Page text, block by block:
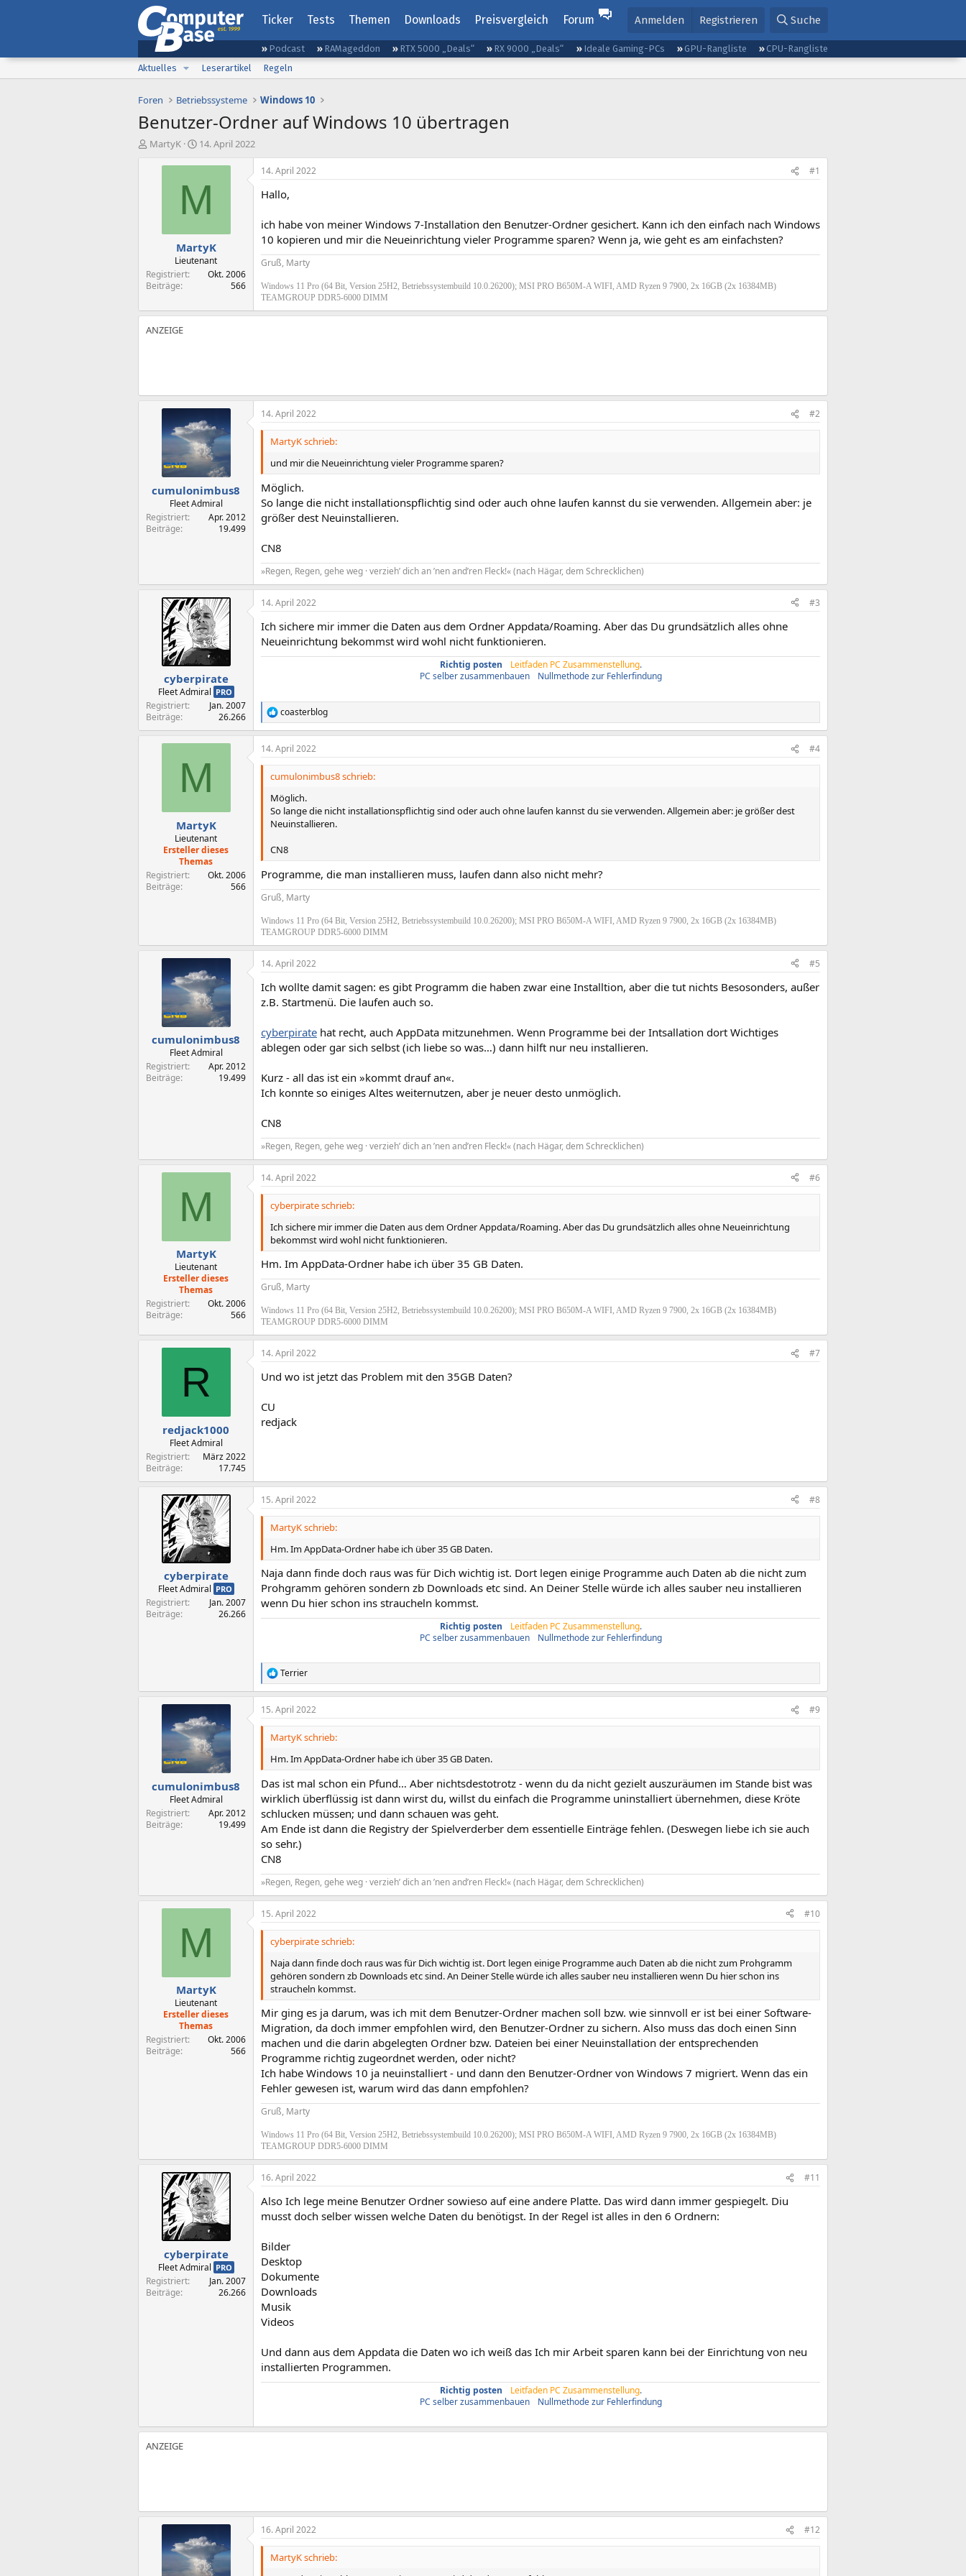
Ticker Tests Themen Downloads Preisvergleich Forum Anmelden Registrieren Suche
Podcast RAMageddon RTX 5000 „Deals“ RX 9000 „Deals“ Ideale Gaming-PCs GPU-Rangliste
CPU-Rangliste
Aktuelles
Leserartikel Regeln
Foren Betriebssysteme Windows 10
Benutzer-Ordner auf Windows 10 übertragen
E
MartyK
E
s
e
l
t
a
m
14. April 2022
M
MartyK
Lieutenant
Registriert
Okt. 2006
Beiträge
566
14. April 2022 #1
Hallo,
ich habe von meiner Windows 7-Installation den Benutzer-Ordner gesichert. Kann ich den einfach nach Windows
10 kopieren und mir die Neueinrichtung vieler Programme sparen? Wenn ja, wie geht es am einfachsten?
Gruß, Marty
Windows 11 Pro (64 Bit, Version 25H2, Betriebssystembuild 10.0.26200); MSI PRO B650M-A WIFI, AMD Ryzen 9 7900, 2x 16GB (2x 16384MB)
TEAMGROUP DDR5-6000 DIMM
cumulonimbus8
Fleet Admiral
Registriert
Apr. 2012
Beiträge
19.499
14. April 2022 #2
MartyK schrieb:
und mir die Neueinrichtung vieler Programme sparen?
Möglich.
So lange die nicht installationspflichtig sind oder auch ohne laufen kannst du sie verwenden. Allgemein aber: je
größer dest Neuinstallieren.
CN8
»Regen, Regen, gehe weg · verzieh’ dich an ’nen and’ren Fleck!« (nach Hägar, dem Schrecklichen)
cyberpirate
Fleet Admiral PRO
Registriert
Jan. 2007
Beiträge
26.266
14. April 2022 #3
Ich sichere mir immer die Daten aus dem Ordner Appdata/Roaming. Aber das Du grundsätzlich alles ohne
Neueinrichtung bekommst wird wohl nicht funktionieren.
Richtig posten Leitfaden PC Zusammenstellung.
PC selber zusammenbauen
Nullmethode zur Fehlerfindung
R
e
a
k
t
e
coasterblog
M
MartyK
Lieutenant
Ersteller dieses
Themas
Registriert
Okt. 2006
Beiträge
566
14. April 2022 #4
cumulonimbus8 schrieb:
Möglich.
So lange die nicht installationspflichtig sind oder auch ohne laufen kannst du sie verwenden. Allgemein aber: je größer dest
Neuinstallieren.
CN8
Programme, die man installieren muss, laufen dann also nicht mehr?
Gruß, Marty
Windows 11 Pro (64 Bit, Version 25H2, Betriebssystembuild 10.0.26200); MSI PRO B650M-A WIFI, AMD Ryzen 9 7900, 2x 16GB (2x 16384MB)
TEAMGROUP DDR5-6000 DIMM
cumulonimbus8
Fleet Admiral
Registriert
Apr. 2012
Beiträge
19.499
14. April 2022 #5
Ich wollte damit sagen: es gibt Programm die haben zwar eine Installtion, aber die tut nichts Besosonders, außer
z.B. Startmenü. Die laufen auch so.
cyberpirate hat recht, auch AppData mitzunehmen. Wenn Programme bei der Intsallation dort Wichtiges
ablegen oder gar sich selbst (ich liebe so was…) dann hilft nur neu installieren.
Kurz - all das ist ein »kommt drauf an«.
Ich konnte so einiges Altes weiternutzen, aber je neuer desto unmöglich.
CN8
»Regen, Regen, gehe weg · verzieh’ dich an ’nen and’ren Fleck!« (nach Hägar, dem Schrecklichen)
M
MartyK
Lieutenant
Ersteller dieses
Themas
Registriert
Okt. 2006
Beiträge
566
14. April 2022 #6
cyberpirate schrieb:
Ich sichere mir immer die Daten aus dem Ordner Appdata/Roaming. Aber das Du grundsätzlich alles ohne Neueinrichtung
bekommst wird wohl nicht funktionieren.
Hm. Im AppData-Ordner habe ich über 35 GB Daten.
Gruß, Marty
Windows 11 Pro (64 Bit, Version 25H2, Betriebssystembuild 10.0.26200); MSI PRO B650M-A WIFI, AMD Ryzen 9 7900, 2x 16GB (2x 16384MB)
TEAMGROUP DDR5-6000 DIMM
R
redjack1000
Fleet Admiral
Registriert
März 2022
Beiträge
17.745
14. April 2022 #7
Und wo ist jetzt das Problem mit den 35GB Daten?
CU
redjack
cyberpirate
Fleet Admiral PRO
Registriert
Jan. 2007
Beiträge
26.266
15. April 2022 #8
MartyK schrieb:
Hm. Im AppData-Ordner habe ich über 35 GB Daten.
Naja dann finde doch raus was für Dich wichtig ist. Dort legen einige Programme auch Daten ab die nicht zum
Prohgramm gehören sondern zb Downloads etc sind. An Deiner Stelle würde ich alles sauber neu installieren
wenn Du hier schon ins straucheln kommst.
Richtig posten Leitfaden PC Zusammenstellung.
PC selber zusammenbauen
Nullmethode zur Fehlerfindung
R
e
a
k
t
e
n
Terrier
cumulonimbus8
Fleet Admiral
Registriert
Apr. 2012
Beiträge
19.499
15. April 2022 #9
MartyK schrieb:
Hm. Im AppData-Ordner habe ich über 35 GB Daten.
Das ist mal schon ein Pfund… Aber nichtsdestotrotz - wenn du da nicht gezielt auszuräumen im Stande bist was
wirklich überflüssig ist dann wirst du, willst du einfach die Programme uninstalliert übernehmen, diese Kröte
schlucken müssen; und dann schauen was geht.
Am Ende ist dann die Registry der Spielverderber dem essentielle Einträge fehlen. (Deswegen liebe ich sie auch
so sehr.)
CN8
»Regen, Regen, gehe weg · verzieh’ dich an ’nen and’ren Fleck!« (nach Hägar, dem Schrecklichen)
M
MartyK
Lieutenant
Ersteller dieses
Themas
Registriert
Okt. 2006
Beiträge
566
15. April 2022 #10
cyberpirate schrieb:
Naja dann finde doch raus was für Dich wichtig ist. Dort legen einige Programme auch Daten ab die nicht zum Prohgramm
gehören sondern zb Downloads etc sind. An Deiner Stelle würde ich alles sauber neu installieren wenn Du hier schon ins
straucheln kommst.
Mir ging es ja darum, was ich mit dem Benutzer-Ordner machen soll bzw. wie sinnvoll er ist bei einer Software-
Migration, da doch immer empfohlen wird, den Benutzer-Ordner zu sichern. Also muss das doch einen Sinn
machen und die darin abgelegten Ordner bzw. Dateien bei einer Neuinstallation der entsprechenden
Programme richtig zugeordnet werden, oder nicht?
Ich habe Windows 10 ja neuinstalliert - und dann den Benutzer-Ordner von Windows 7 migriert. Wenn das ein
Fehler gewesen ist, warum wird das dann empfohlen?
Gruß, Marty
Windows 11 Pro (64 Bit, Version 25H2, Betriebssystembuild 10.0.26200); MSI PRO B650M-A WIFI, AMD Ryzen 9 7900, 2x 16GB (2x 16384MB)
TEAMGROUP DDR5-6000 DIMM
cyberpirate
Fleet Admiral PRO
Registriert
Jan. 2007
Beiträge
26.266
16. April 2022 #11
Also Ich lege meine Benutzer Ordner sowieso auf eine andere Platte. Das wird dann immer gespiegelt. Diu
musst doch selber wissen welche Daten du benötigst. In der Regel ist alles in den 6 Ordnern:
Bilder
Desktop
Dokumente
Downloads
Musik
Videos
Und dann aus dem Appdata die Daten wo ich weiß das Ich mir Arbeit sparen kann bei der Einrichtung von neu
installierten Programmen.
Richtig posten Leitfaden PC Zusammenstellung.
PC selber zusammenbauen
Nullmethode zur Fehlerfindung
16. April 2022 #12
MartyK schrieb: